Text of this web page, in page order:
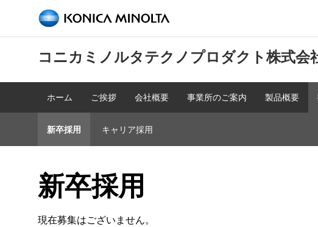
コニカミノルタテクノプロダクト株式会
ホーム ご挨拶 会社概要 事業所のご案内 製品概要
新卒採用 キャリア採用
新卒採用
現在募集はございません。